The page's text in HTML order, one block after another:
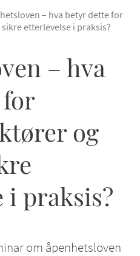
– hva betyr dette for
etterlevelse i praksis?
– hva
og
i praksis?
om åpenhetsloven